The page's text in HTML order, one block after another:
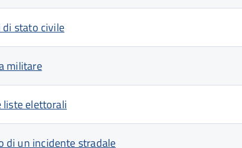
stato civile
militare
liste elettorali
di un incidente stradale